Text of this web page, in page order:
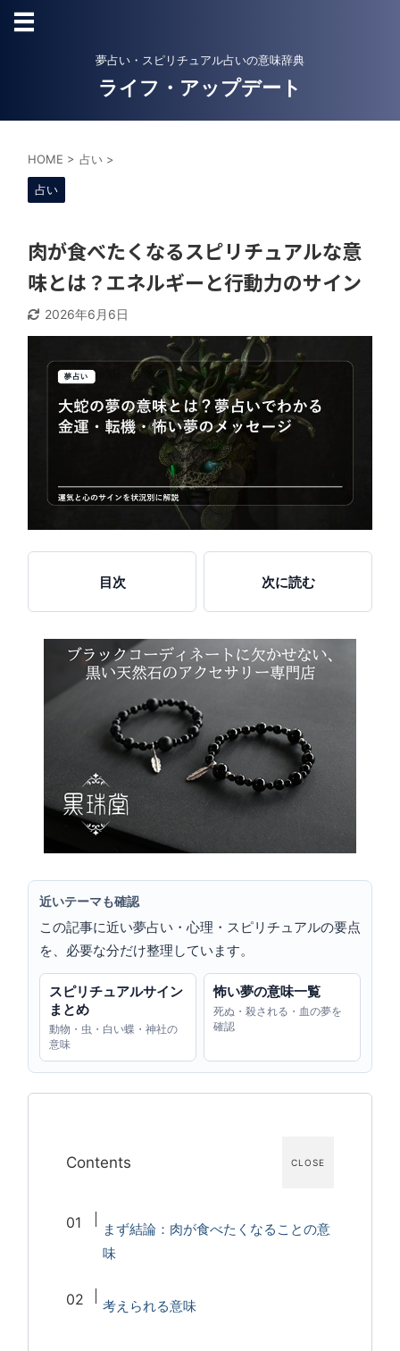
夢占い・スピリチュアル占いの意味辞典
ライフ・アップデート
HOME > 占い >
占い
肉が食べたくなるスピリチュアルな意
味とは？エネルギーと行動力のサイン
2026年6月6日
目次 次に読む
近いテーマも確認
この記事に近い夢占い・心理・スピリチュアルの要点
を、必要な分だけ整理しています。
スピリチュアルサイン
まとめ
動物・虫・白い蝶・神社の
意味
怖い夢の意味一覧
死ぬ・殺される・血の夢を
確認
CLOSE
Contents
まず結論：肉が食べたくなることの意
味
考えられる意味